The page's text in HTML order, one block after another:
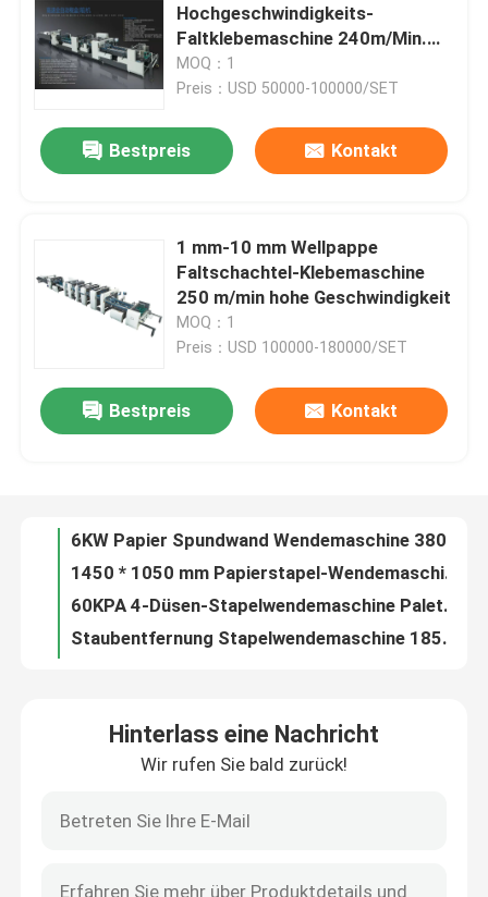
Über uns
Qualitätskontrolle
Kontakt mit uns
Rechtssachen
Bitte um ein Angebot
Flöten-Laminiermaschinen-Maschine
Hochgeschwindigkeits-
Faltklebemaschine 240m/Min.
Mittelgroß
MOQ：1
Preis：USD 50000-100000/SET
Bestpreis Kontakt
1 mm-10 mm Wellpappe
Faltschachtel-Klebemaschine
250 m/min hohe Geschwindigkeit
MOQ：1
Preis：USD 100000-180000/SET
Bestpreis Kontakt
3-Düsen-Stapelwendemaschine Papierrütteln Palettenzuführung
1450 * 1050 mm Papierstapel-Wendemaschine Automatisches Umdrehen VEI-145A
60KPA 4-Düsen-Stapelwendemaschine Palettenzentriermaschine für Papierstapel
Staubentfernung Stapelwendemaschine 1850 * 1350 mm Papierblattstapler
Heißmesser-Thermofolienlaminator für 6-25um metallisierte PET-Folien
Hinterlass eine Nachricht
Wir rufen Sie bald zurück!